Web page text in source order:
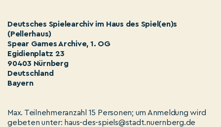
Deutsches Spielearchiv im Haus des Spiel(en)s
(Pellerhaus)
Spear Games Archive, 1. OG
Egidienplatz 23
90403 Nürnberg
Deutschland
Bayern
Max. Teilnehmeranzahl 15 Personen; um Anmeldung wird
gebeten unter: haus-des-spiels@stadt.nuernberg.de